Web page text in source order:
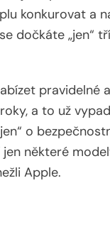
konkurovat a
dočkáte „jen“
pravidelné
a to už
o
některé
Apple.